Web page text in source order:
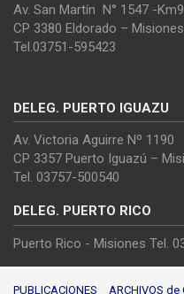
Av. San Martín N° 1547 -
CP 3380 Eldorado – Misiones
Tel.03751-595423
DELEG. PUERTO IGUAZU
Av. Victoria Aguirre Nº 1190
CP 3357 Puerto Iguazú –
Tel. 03757-500540
DELEG. PUERTO RICO
Puerto Rico - Misiones Tel.
PUBLICACIONES ARCHIVOS de